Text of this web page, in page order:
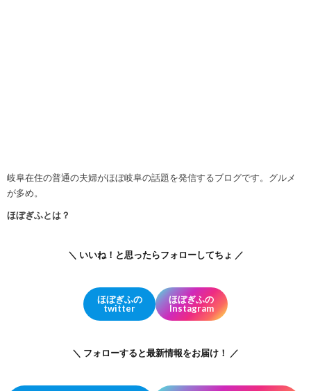
岐阜在住の普通の夫婦がほぼ岐阜の話題を発信するブログです。グルメ
が多め。
ほぼぎふとは？
＼ いいね！と思ったらフォローしてちょ ／
ほぼぎふの
twitter
ほぼぎふの
Instagram
＼ フォローすると最新情報をお届け！ ／